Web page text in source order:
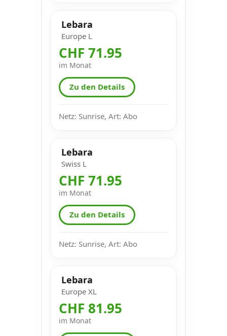
Lebara
Europe L
CHF 71.95
im Monat
Zu den Details
Netz: Sunrise, Art: Abo
Lebara
Swiss L
CHF 71.95
im Monat
Zu den Details
Netz: Sunrise, Art: Abo
Lebara
Europe XL
CHF 81.95
im Monat